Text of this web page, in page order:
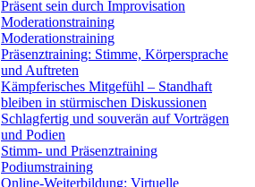
Präsent sein durch Improvisation
Moderationstraining
Moderationstraining
Präsenztraining: Stimme, Körpersprache
und Auftreten
Kämpferisches Mitgefühl – Standhaft
bleiben in stürmischen Diskussionen
Schlagfertig und souverän auf Vorträgen
und Podien
Stimm- und Präsenztraining
Podiumstraining
Online-Weiterbildung: Virtuelle